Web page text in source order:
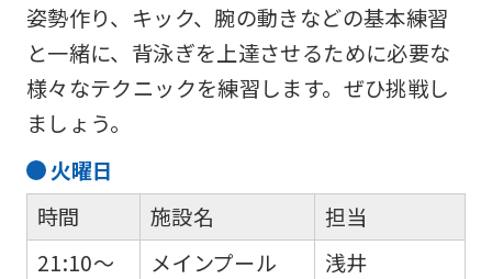
姿勢作り、キック、腕の動きなどの基本練習
と一緒に、背泳ぎを上達させるために必要な
様々なテクニックを練習します。ぜひ挑戦し
ましょう。
火曜日
時間
21:10～
施設名
メインプール
担当
浅井